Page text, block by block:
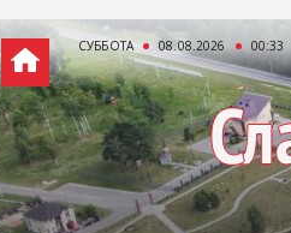
СУББОТА 08.08.2026 00:33